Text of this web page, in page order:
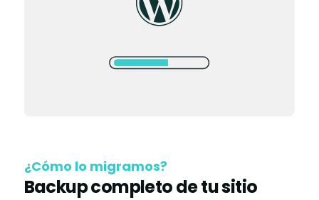
¿Cómo lo migramos?
Backup completo de tu sitio